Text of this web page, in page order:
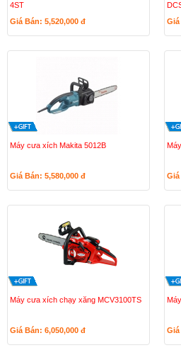
4ST
Giá Bán: 5,520,000 đ
Giá
Máy cưa xích Makita 5012B
Giá Bán: 5,580,000 đ Giá
Máy cưa xích chạy xăng MCV3100TS
Giá Bán: 6,050,000 đ Giá